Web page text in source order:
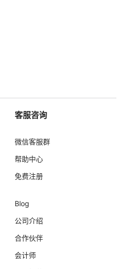
客服咨询
微信客服群
帮助中心
免费注册
Blog
公司介绍
合作伙伴
会计师